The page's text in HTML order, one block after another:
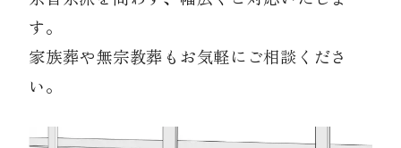
す。
家族葬や無宗教葬もお気軽にご相談くださ
い。